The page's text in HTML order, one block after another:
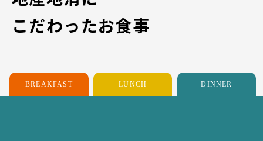
こだわったお食事
BREAKFAST LUNCH DINNER